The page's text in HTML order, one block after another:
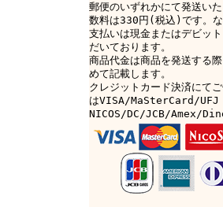
郵便のいずれかにて発送い
数料は330円(税込)です
支払いは現金またはデビッ
だいております。
商品代金は商品を発送する
めて記載します。
クレジットカード決済にて
はVISA/MaSterCard/UFJ
NICOS/DC/JCB/Amex/